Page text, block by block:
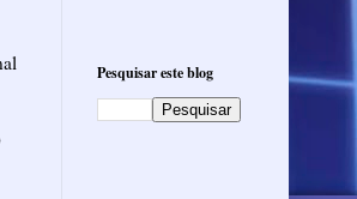
Pesquisar este blog